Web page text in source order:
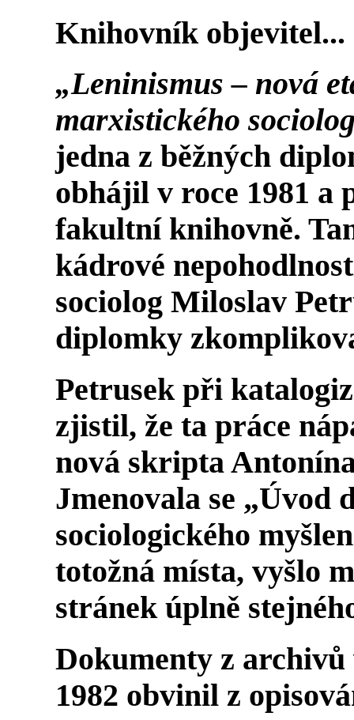
Knihovník objevitel...
„Leninismus – nová
marxistického
jedna z běžných
obhájil v roce 1981 a
fakultní knihovně.
kádrové
sociolog Miloslav
diplomky
Petrusek při
zjistil, že ta práce
nová skripta
Jmenovala se „Úvod
sociologického
totožná místa, vyšlo
stránek úplně
Dokumenty z
1982 obvinil z